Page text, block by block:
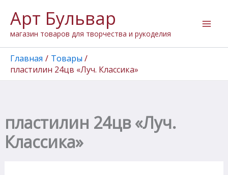
содержимому
Арт Бульвар
магазин товаров для творчества и рукоделия
Главная
Товары
пластилин 24цв «Луч. Классика»
пластилин 24цв «Луч.
Классика»
товара
пластилин
24цв
"Луч.
Классика"